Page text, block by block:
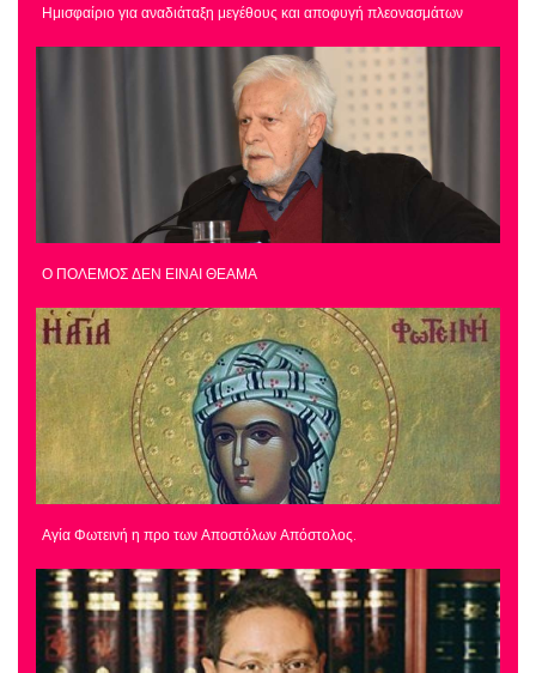
Ημισφαίριο για αναδιάταξη μεγέθους και αποφυγή πλεονασμάτων
Ο ΠΟΛΕΜΟΣ ΔΕΝ ΕΙΝΑΙ ΘΕΑΜΑ
Αγία Φωτεινή η προ των Αποστόλων Απόστολος.